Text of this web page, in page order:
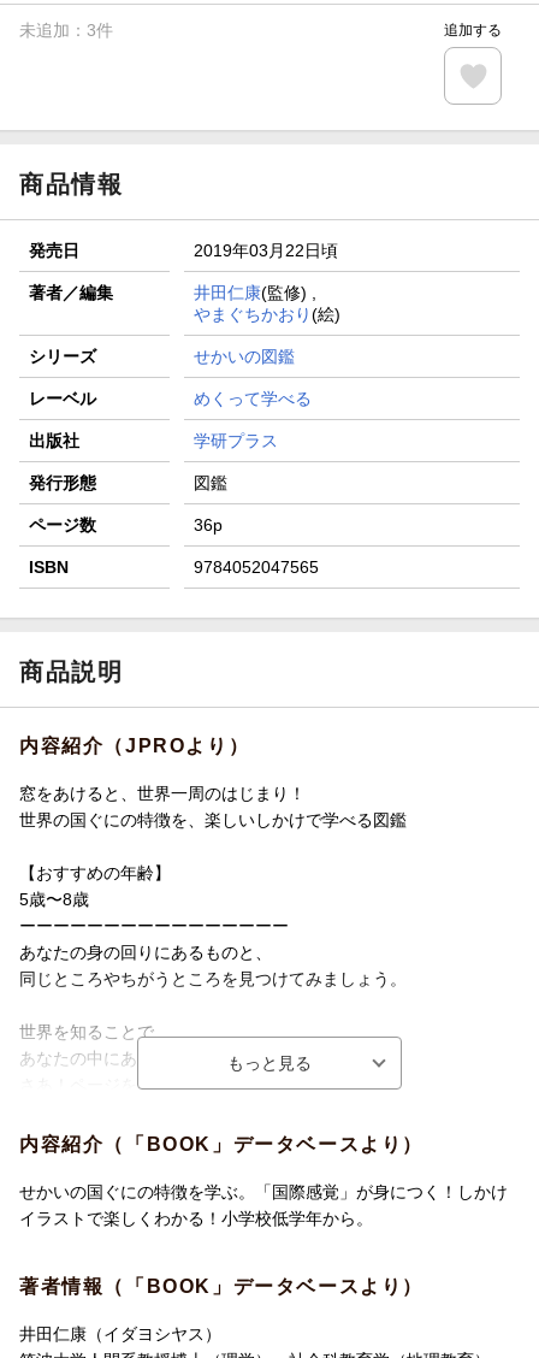
楽天モバイル紹介キャンペーンの拡散で300円OFFクーポン
条件達成で楽天限定・宝塚歌劇 宙組貸切公演ペアチケット
未追加： 3件 追加する
商品情報
発売日 2019年03月22日頃
著者／編集 井田仁康(監修) ,
やまぐちかおり(絵)
シリーズ せかいの図鑑
レーベル めくって学べる
出版社 学研プラス
発行形態 図鑑
ページ数 36p
ISBN 9784052047565
商品説明
内容紹介（JPROより）
窓をあけると、世界一周のはじまり！
世界の国ぐにの特徴を、楽しいしかけで学べる図鑑
【おすすめの年齢】
5歳〜8歳
ーーーーーーーーーーーーーーーー
あなたの身の回りにあるものと、
同じところやちがうところを見つけてみましょう。
世界を知ることで、
あなたの中にある世界も広がります。
さあ！ページをめくって
旅にでかけましょう！
『めくって学べる せかいの図鑑』は、
世界各国の地理や文化、
世界を7つの地域に分けて、
地図をめくって学べるしかけページと
内容紹介（「BOOK」データベースより）
せかいの国ぐにの特徴を学ぶ。「国際感覚」が身につく！しかけ
イラストで楽しくわかる！小学校低学年から。
著者情報（「BOOK」データベースより）
井田仁康（イダヨシヤス）